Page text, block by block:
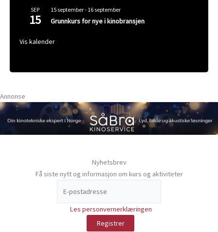
SEP
15
15 september- 16 september
Grunnkurs for nye i kinobransjen
Vis kalender
Annonse
Nyhetsbrev
Få siste nytt og informasjon om kurs og aktiviteter
Les personvernerklæringen